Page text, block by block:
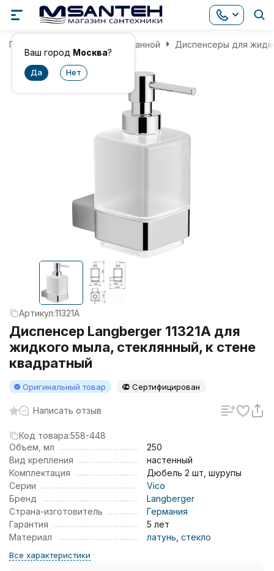
Ваш город Москва?
Главная Аксессуары для ванной Диспенсеры для
Артикул:11321A
Диспенсер Langberger 11321A для
жидкого мыла, стеклянный, к стене
квадратный
Оригинальный товар Сертифицирован
Написать отзыв
Код товара:558-448
Объем, мл
250
Вид крепления
настенный
Комплектация
Дюбель 2 шт, шурупы
Серии
Vico
Бренд
Langberger
Страна-изготовитель
Германия
Гарантия
5 лет
Материал
латунь стекло
Все характеристики